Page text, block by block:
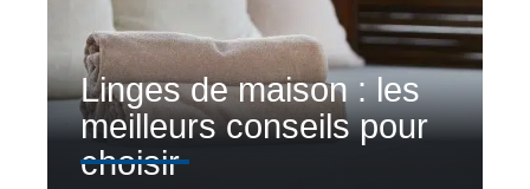
Linges de maison : les
meilleurs conseils pour
choisir